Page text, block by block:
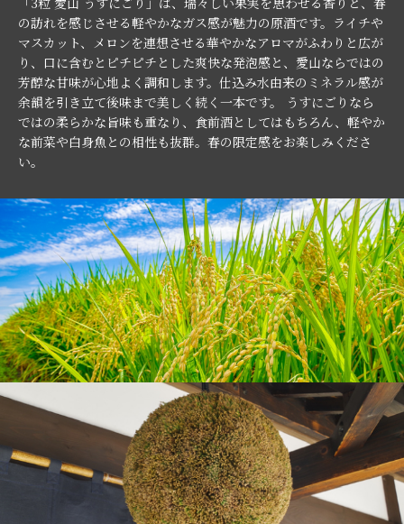
の訪れを感じさせる軽やかなガス感が魅力の原酒です。ライチや
マスカット、メロンを連想させる華やかなアロマがふわりと広が
り、口に含むとピチピチとした爽快な発泡感と、愛山ならではの
芳醇な甘味が心地よく調和します。仕込み水由来のミネラル感が
余韻を引き立て後味まで美しく続く一本です。 うすにごりなら
ではの柔らかな旨味も重なり、食前酒としてはもちろん、軽やか
な前菜や白身魚との相性も抜群。春の限定感をお楽しみくださ
い。